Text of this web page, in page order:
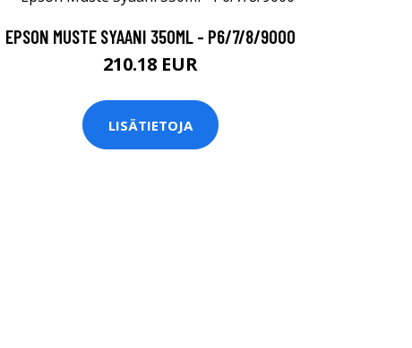
EPSON MUSTE SYAANI 350ML - P6/7/8/9000
210.18 EUR
LISÄTIETOJA